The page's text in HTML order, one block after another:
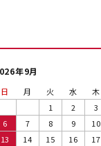
年9月
日 月 火 水 木
1
2 3
6
7 8 9 10
13
14 15 16 17